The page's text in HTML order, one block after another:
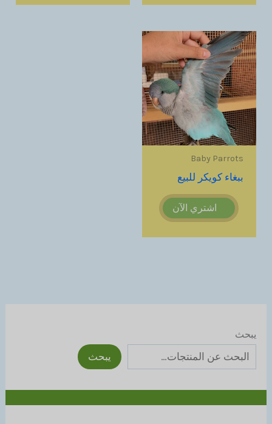
يبحث
يبحث
Baby Parrots
ببغاء كويكر للبيع
اشتري الآن